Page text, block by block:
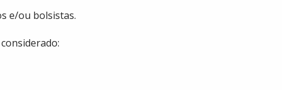
e/ou bolsistas.